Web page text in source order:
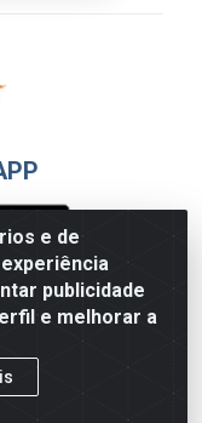
e de
publicidade
e melhorar a